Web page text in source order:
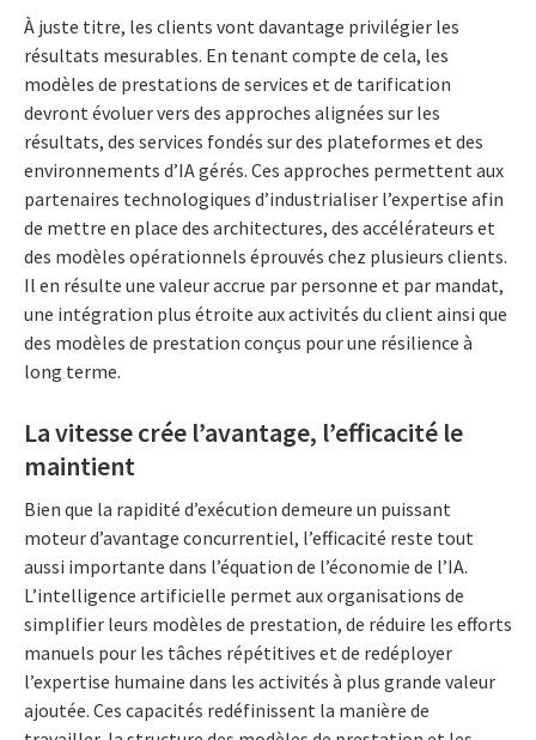
À juste titre, les clients vont davantage privilégier les
résultats mesurables. En tenant compte de cela, les
modèles de prestations de services et de tarification
devront évoluer vers des approches alignées sur les
résultats, des services fondés sur des plateformes et des
environnements d’IA gérés. Ces approches permettent aux
partenaires technologiques d’industrialiser l’expertise afin
de mettre en place des architectures, des accélérateurs et
des modèles opérationnels éprouvés chez plusieurs clients.
Il en résulte une valeur accrue par personne et par mandat,
une intégration plus étroite aux activités du client ainsi que
des modèles de prestation conçus pour une résilience à
long terme.
La vitesse crée l’avantage, l’efficacité le
maintient
Bien que la rapidité d’exécution demeure un puissant
moteur d’avantage concurrentiel, l’efficacité reste tout
aussi importante dans l’équation de l’économie de l’IA.
L’intelligence artificielle permet aux organisations de
simplifier leurs modèles de prestation, de réduire les efforts
manuels pour les tâches répétitives et de redéployer
l’expertise humaine dans les activités à plus grande valeur
ajoutée. Ces capacités redéfinissent la manière de